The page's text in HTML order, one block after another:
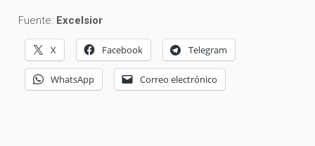
Fuente: Excelsior
X Facebook Telegram
WhatsApp Correo electrónico